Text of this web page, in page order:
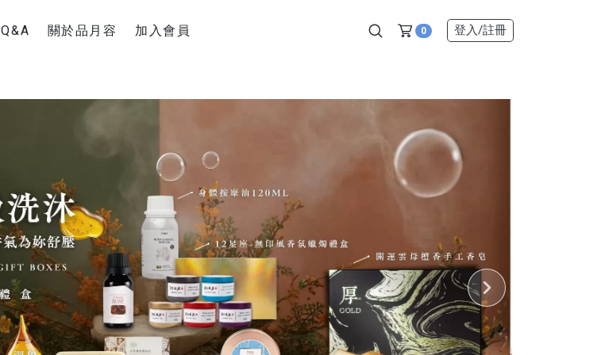
送說明
關於品月容 加入會員 0 登入/註冊